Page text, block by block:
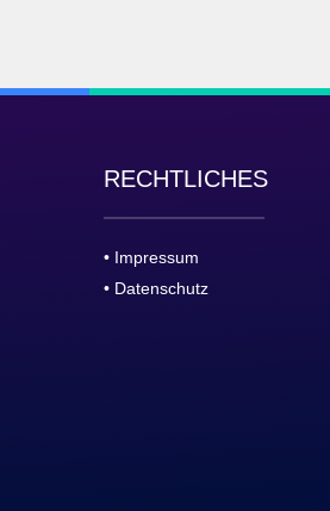
RECHTLICHES
• Impressum
• Datenschutz